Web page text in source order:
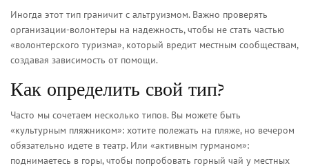
Иногда этот тип граничит с альтруизмом. Важно проверять
организации-волонтеры на надежность, чтобы не стать частью
«волонтерского туризма», который вредит местным сообществам,
создавая зависимость от помощи.
Как определить свой тип?
Часто мы сочетаем несколько типов. Вы можете быть
«культурным пляжником»: хотите полежать на пляже, но вечером
обязательно идете в театр. Или «активным гурманом»:
поднимаетесь в горы, чтобы попробовать горный чай у местных